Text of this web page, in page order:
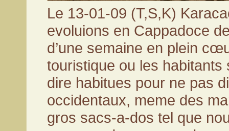
Le 13-01-09 (T,S,K)
evoluions en Cappadoce
d’une semaine en plein
touristique ou les habitants
dire habitues pour ne pas
occidentaux, meme des
gros sacs-a-dos tel que